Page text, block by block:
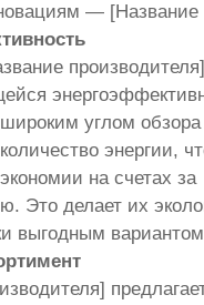
— [Название
углом
энергии,
на счетах за
Это делает их
выгодным